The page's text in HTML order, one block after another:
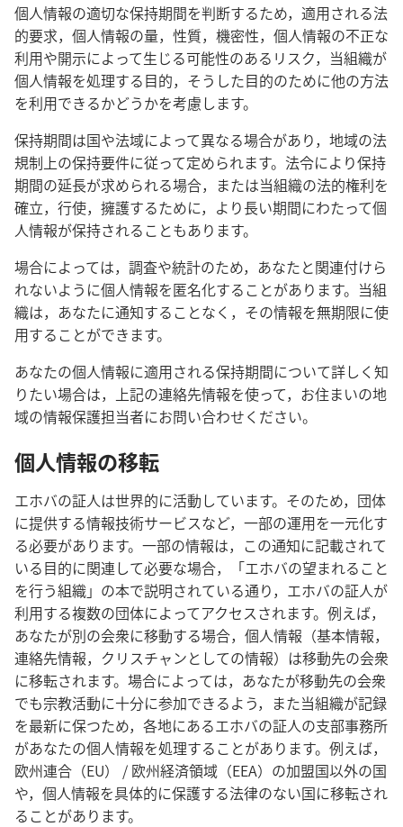
個人情報の適切な保持期間を判断するため，適用される法
的要求，個人情報の量，性質，機密性，個人情報の不正な
利用や開示によって生じる可能性のあるリスク，当組織が
個人情報を処理する目的，そうした目的のために他の方法
を利用できるかどうかを考慮します。
保持期間は国や法域によって異なる場合があり，地域の法
規制上の保持要件に従って定められます。法令により保持
期間の延長が求められる場合，または当組織の法的権利を
確立，行使，擁護するために，より長い期間にわたって個
人情報が保持されることもあります。
場合によっては，調査や統計のため，あなたと関連付けら
れないように個人情報を匿名化することがあります。当組
織は，あなたに通知することなく，その情報を無期限に使
用することができます。
あなたの個人情報に適用される保持期間について詳しく知
りたい場合は，上記の連絡先情報を使って，お住まいの地
域の情報保護担当者にお問い合わせください。
個人情報の移転
エホバの証人は世界的に活動しています。そのため，団体
に提供する情報技術サービスなど，一部の運用を一元化す
る必要があります。一部の情報は，この通知に記載されて
いる目的に関連して必要な場合，「エホバの望まれること
を行う組織」の本で説明されている通り，エホバの証人が
利用する複数の団体によってアクセスされます。例えば，
あなたが別の会衆に移動する場合，個人情報（基本情報，
連絡先情報，クリスチャンとしての情報）は移動先の会衆
に移転されます。場合によっては，あなたが移動先の会衆
でも宗教活動に十分に参加できるよう，また当組織が記録
を最新に保つため，各地にあるエホバの証人の支部事務所
があなたの個人情報を処理することがあります。例えば，
欧州連合（EU） / 欧州経済領域（EEA）の加盟国以外の国
や，個人情報を具体的に保護する法律のない国に移転され
ることがあります。